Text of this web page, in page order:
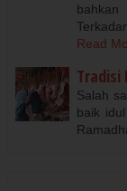
Read
Tradisi
Salah
baik